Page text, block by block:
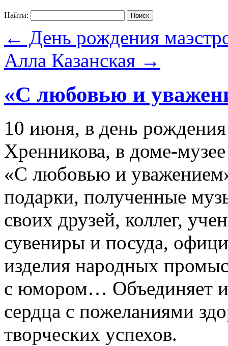
Найти:
← День рождения
Алла Казанская →
«С любовью и
10 июня, в день
Хренникова, в доме-
«С любовью и
подарки, полученные
своих друзей, коллег,
сувениры и посуда,
изделия народных
с юмором… Объединяет
сердца с пожеланиями
творческих успехов.